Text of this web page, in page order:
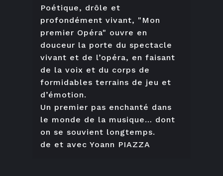
Poétique, drôle et
profondément vivant, "Mon
premier Opéra" ouvre en
douceur la porte du spectacle
vivant et de l’opéra, en faisant
de la voix et du corps de
formidables terrains de jeu et
d’émotion.
Un premier pas enchanté dans
le monde de la musique… dont
on se souvient longtemps.
de et avec Yoann PIAZZA